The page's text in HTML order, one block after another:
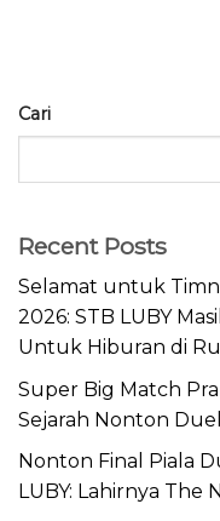
Cari
Recent Posts
Selamat untuk
2026: STB LUBY
Untuk Hiburan di
Super Big Match
Sejarah Nonton
Nonton Final Piala
LUBY: Lahirnya The